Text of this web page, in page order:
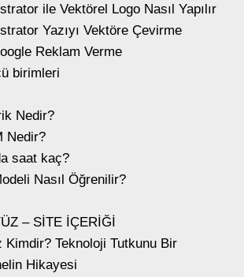
ile Vektörel Logo Nasıl Yapılır
Yazıyı Vektöre Çevirme
Reklam Verme
birimleri
Nedir?
Nedir?
saat kaç?
Nasıl Öğrenilir?
– SİTE İÇERİĞİ
Kimdir? Teknoloji Tutkunu Bir
Hikayesi